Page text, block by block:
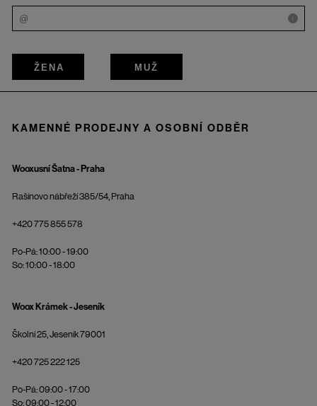
i
ŽENA MUŽ
KAMENNÉ PRODEJNY A OSOBNÍ ODBĚR
Wooxusní Šatna - Praha
Rašínovo nábřeží 385/54, Praha
+420 775 855 578
Po-Pá: 10:00 - 19:00
So: 10:00 - 18:00
Woox Krámek - Jeseník
Školní 25, Jeseník 79001
+420 725 222 125
Po-Pá: 09:00 - 17:00
So: 09:00 - 12:00